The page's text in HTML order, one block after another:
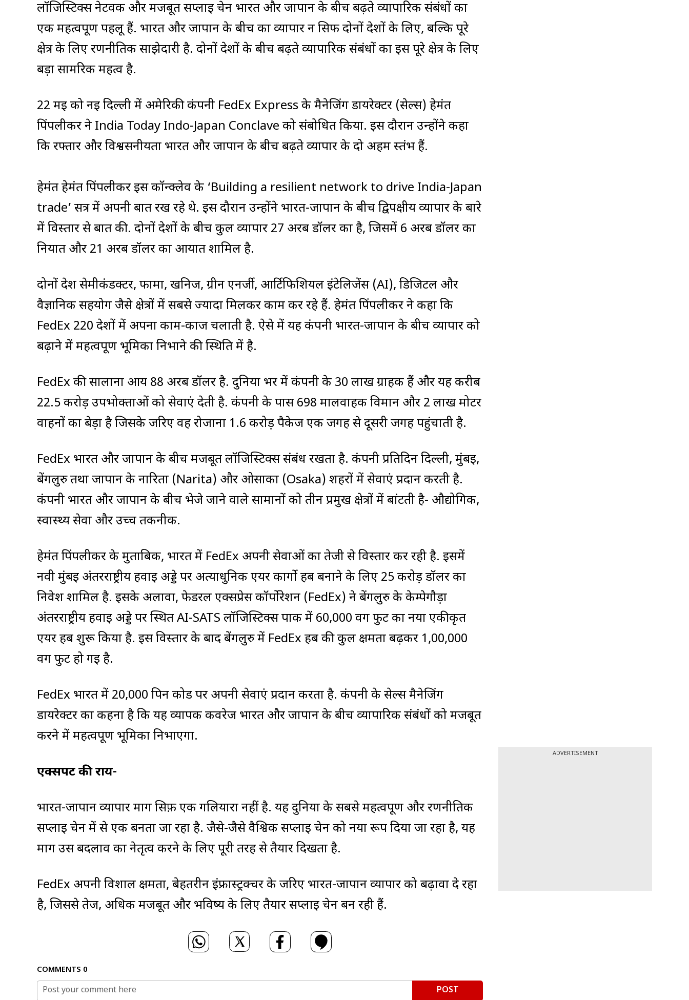
लॉजिस्टिक्स नेटवर्क और मजबूत सप्लाई चेन भारत और जापान के बीच बढ़ते व्यापारिक संबंधों का
एक महत्वपूर्ण पहलू हैं. भारत और जापान के बीच का व्यापार न सिर्फ दोनों देशों के लिए, बल्कि पूरे
क्षेत्र के लिए रणनीतिक साझेदारी है. दोनों देशों के बीच बढ़ते व्यापारिक संबंधों का इस पूरे क्षेत्र के लिए
बड़ा सामरिक महत्व है.
22 मई को नई दिल्ली में अमेरिकी कंपनी FedEx Express के मैनेजिंग डायरेक्टर (सेल्स) हेमंत
पिंपलीकर ने India Today Indo-Japan Conclave को संबोधित किया. इस दौरान उन्होंने कहा
कि रफ्तार और विश्वसनीयता भारत और जापान के बीच बढ़ते व्यापार के दो अहम स्तंभ हैं.
हेमंत हेमंत पिंपलीकर इस कॉन्क्लेव के ‘Building a resilient network to drive India-Japan
trade’ सत्र में अपनी बात रख रहे थे. इस दौरान उन्होंने भारत-जापान के बीच द्विपक्षीय व्यापार के बारे
में विस्तार से बात की. दोनों देशों के बीच कुल व्यापार 27 अरब डॉलर का है, जिसमें 6 अरब डॉलर का
निर्यात और 21 अरब डॉलर का आयात शामिल है.
दोनों देश सेमीकंडक्टर, फार्मा, खनिज, ग्रीन एनर्जी, आर्टिफिशियल इंटेलिजेंस (AI), डिजिटल और
वैज्ञानिक सहयोग जैसे क्षेत्रों में सबसे ज्यादा मिलकर काम कर रहे हैं. हेमंत पिंपलीकर ने कहा कि
FedEx 220 देशों में अपना काम-काज चलाती है. ऐसे में यह कंपनी भारत-जापान के बीच व्यापार को
बढ़ाने में महत्वपूर्ण भूमिका निभाने की स्थिति में है.
FedEx की सालाना आय 88 अरब डॉलर है. दुनिया भर में कंपनी के 30 लाख ग्राहक हैं और यह करीब
22.5 करोड़ उपभोक्ताओं को सेवाएं देती है. कंपनी के पास 698 मालवाहक विमान और 2 लाख मोटर
वाहनों का बेड़ा है जिसके जरिए वह रोजाना 1.6 करोड़ पैकेज एक जगह से दूसरी जगह पहुंचाती है.
FedEx भारत और जापान के बीच मजबूत लॉजिस्टिक्स संबंध रखता है. कंपनी प्रतिदिन दिल्ली, मुंबई,
बेंगलुरु तथा जापान के नारिता (Narita) और ओसाका (Osaka) शहरों में सेवाएं प्रदान करती है.
कंपनी भारत और जापान के बीच भेजे जाने वाले सामानों को तीन प्रमुख क्षेत्रों में बांटती है- औद्योगिक,
स्वास्थ्य सेवा और उच्च तकनीक.
हेमंत पिंपलीकर के मुताबिक, भारत में FedEx अपनी सेवाओं का तेजी से विस्तार कर रही है. इसमें
नवी मुंबई अंतरराष्ट्रीय हवाई अड्डे पर अत्याधुनिक एयर कार्गो हब बनाने के लिए 25 करोड़ डॉलर का
निवेश शामिल है. इसके अलावा, फेडरल एक्सप्रेस कॉर्पोरेशन (FedEx) ने बेंगलुरु के केम्पेगौड़ा
अंतरराष्ट्रीय हवाई अड्डे पर स्थित AI-SATS लॉजिस्टिक्स पार्क में 60,000 वर्ग फुट का नया एकीकृत
एयर हब शुरू किया है. इस विस्तार के बाद बेंगलुरु में FedEx हब की कुल क्षमता बढ़कर 1,00,000
वर्ग फुट हो गई है.
FedEx भारत में 20,000 पिन कोड पर अपनी सेवाएं प्रदान करता है. कंपनी के सेल्स मैनेजिंग
डायरेक्टर का कहना है कि यह व्यापक कवरेज भारत और जापान के बीच व्यापारिक संबंधों को मजबूत
करने में महत्वपूर्ण भूमिका निभाएगा.
एक्सपर्ट की राय-
भारत-जापान व्यापार मार्ग सिर्फ़ एक गलियारा नहीं है. यह दुनिया के सबसे महत्वपूर्ण और रणनीतिक
सप्लाई चेन में से एक बनता जा रहा है. जैसे-जैसे वैश्विक सप्लाई चेन को नया रूप दिया जा रहा है, यह
मार्ग उस बदलाव का नेतृत्व करने के लिए पूरी तरह से तैयार दिखता है.
FedEx अपनी विशाल क्षमता, बेहतरीन इंफ्रास्ट्रक्चर के जरिए भारत-जापान व्यापार को बढ़ावा दे रहा
है, जिससे तेज, अधिक मजबूत और भविष्य के लिए तैयार सप्लाई चेन बन रही हैं.
COMMENTS 0
POST
ADVERTISEMENT